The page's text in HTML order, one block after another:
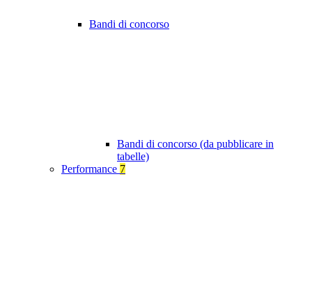
Bandi di concorso
Bandi di concorso (da pubblicare in
tabelle)
Performance 7